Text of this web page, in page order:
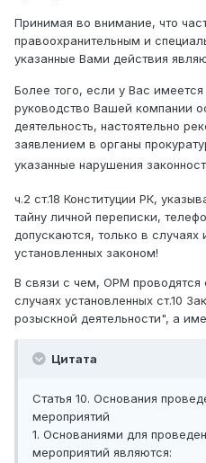
Принимая во внимание, что
правоохранительным и
указанные Вами действия
Более того, если у Вас
руководство Вашей компании
деятельность, настоятельно
заявлением в органы
указанные нарушения
ч.2 ст.18 Конституции РК,
тайну личной переписки,
допускаются, только в случаях
установленных законом!
В связи с чем, ОРМ проводятся
случаях установленных ст.10
розыскной деятельности", а
Цитата
Статья 10. Основания
мероприятий
1. Основаниями для
мероприятий являются: